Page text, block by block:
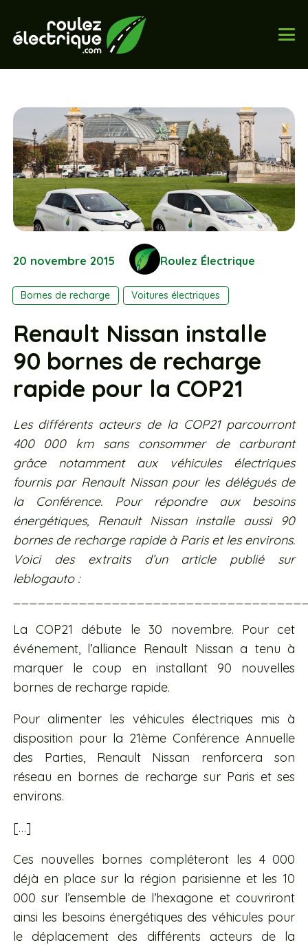
20 novembre 2015 Roulez Électrique
Bornes de recharge Voitures électriques
Renault Nissan installe
90 bornes de recharge
rapide pour la COP21
Les différents acteurs de la COP21 parcourront
400 000 km sans consommer de carburant
grâce notamment aux véhicules électriques
fournis par Renault Nissan pour les délégués de
la Conférence. Pour répondre aux besoins
énergétiques, Renault Nissan installe aussi 90
bornes de recharge rapide à Paris et les environs.
Voici des extraits d’un article publié sur
leblogauto :
La COP21 débute le 30 novembre. Pour cet
événement, l’alliance Renault Nissan a tenu à
marquer le coup en installant 90 nouvelles
bornes de recharge rapide.
Pour alimenter les véhicules électriques mis à
disposition pour la 21ème Conférence Annuelle
des Parties, Renault Nissan renforcera son
réseau en bornes de recharge sur Paris et ses
environs.
[…]
Ces nouvelles bornes compléteront les 4 000
déjà en place sur la région parisienne et les 10
000 sur l’ensemble de l’hexagone et couvriront
ainsi les besoins énergétiques des véhicules pour
le déplacement des différents acteurs de la